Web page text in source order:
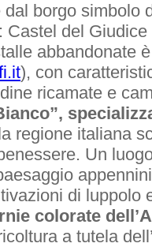
borgo simbolo
Castel del
abbandonate
), con
ricamate e
regione italiana
Un
di luppolo
colorate
a tutela